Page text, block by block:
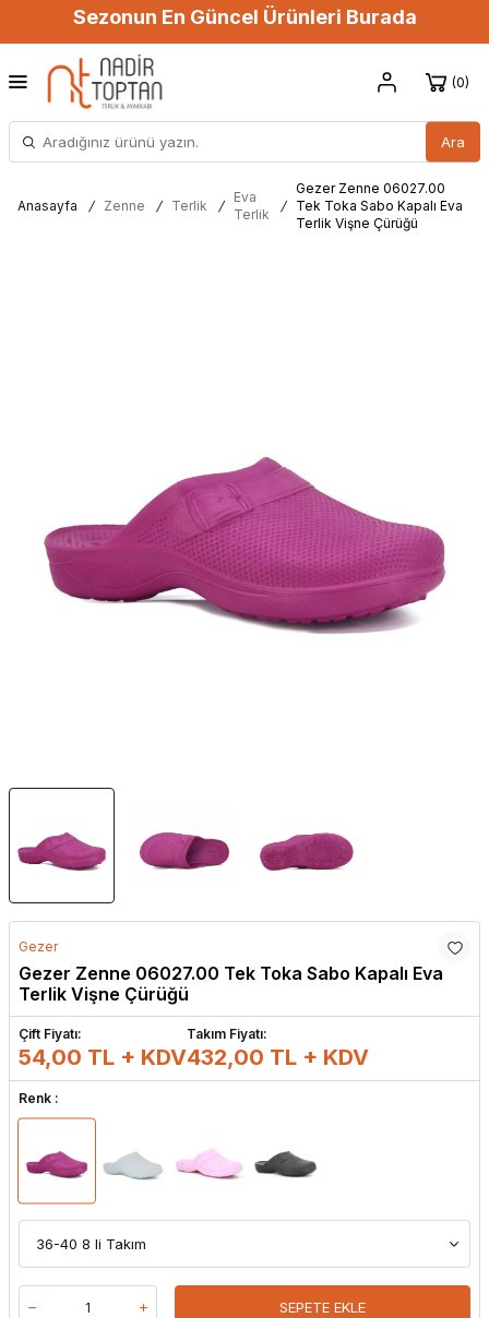
Sezonun En Güncel Ürünleri Burada
Ara
0
Anasayfa / Zenne / Terlik /
Eva
Terlik
/
Gezer Zenne 06027.00
Tek Toka Sabo Kapalı Eva
Terlik Vişne Çürüğü
Gezer
Gezer Zenne 06027.00 Tek Toka Sabo Kapalı Eva
Terlik Vişne Çürüğü
Çift Fiyatı:
54,00 TL + KDV
Takım Fiyatı:
432,00 TL + KDV
Renk :
SEPETE EKLE